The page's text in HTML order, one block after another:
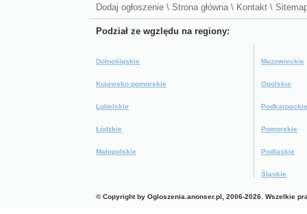
Dodaj ogłoszenie \ Strona główna \ Kontakt \
Podział ze wgzlędu na regiony:
Dolnośląskie
Kujawsko pomorskie
Lubelskie
Łódzkie
Małopolskie
Mazowieckie
Opolskie
Podkarpackie
Pomorskie
Podlaskie
Śląskie
© Copyright by Ogloszenia.anonser.pl, 2006-2026. Wszelkie